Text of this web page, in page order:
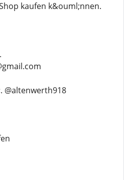
kaufen k&ouml;nnen.
@altenwerth918